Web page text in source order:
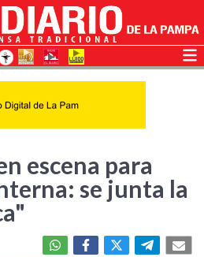
escena para
se junta la